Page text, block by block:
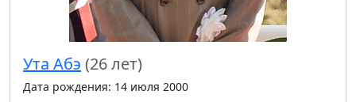
Ута Абэ (26 лет)
Дата рождения: 14 июля 2000